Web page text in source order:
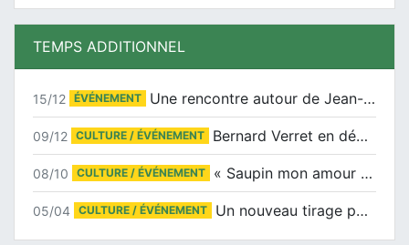
TEMPS ADDITIONNEL
15/12 ÉVÉNEMENT Une rencontre autour de Jean-Claude Suaudeau
09/12 CULTURE / ÉVÉNEMENT Bernard Verret en dédicaces le samedi 13 décembre à l’Espace Culturel Atlantis
08/10 CULTURE / ÉVÉNEMENT « Saupin mon amour » au salon du livre de Trentemoult
05/04 CULTURE / ÉVÉNEMENT Un nouveau tirage pour le Docu-BD